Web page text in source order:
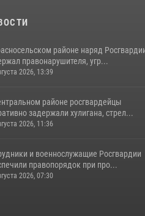
районе наряд
правонарушителя, угр...
2026, 13:39
районе росгвардейцы
задержали хулигана, стрел...
2026, 11:36
и военнослужащие Росгвардии
правопорядок при про...
2026, 07:30